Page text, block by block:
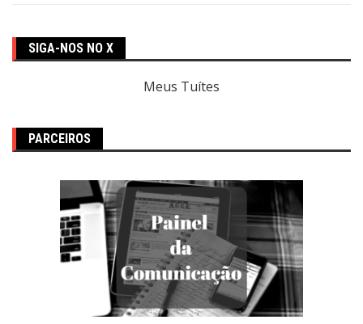
SIGA-NOS NO X
Meus Tuítes
PARCEIROS